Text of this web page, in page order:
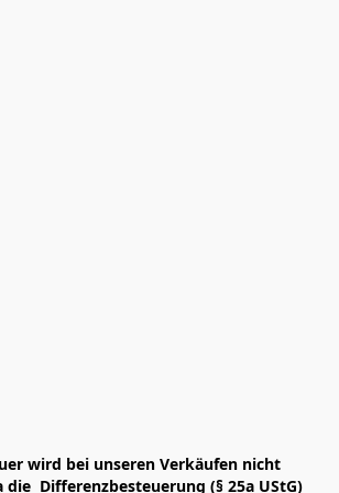
wird bei unseren Verkäufen nicht
die  Differenzbesteuerung (§ 25a UStG)